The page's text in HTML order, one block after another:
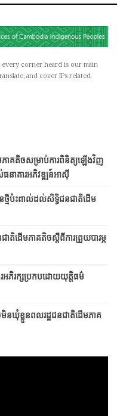
corner heard is our main
and cover IPs-related
គតិចសម្រាប់ការពិនិត្យឡើងវិញ
ាគារអភិវឌ្ឍន៍អាស៊ី
ន​ថ្មី​ប៉ះពាល់​ដល់​សិទ្ធិ​ជនជាតិ​ដើម
ដើមភាគតិចស្តីពីការព្រួយបារម្ភ
រអភិរក្សប្រកប​ដោយ​​យុត្តិធម៌
នឃុំខ្លួនពលរដ្ឋជនជាតិដើមភាគ